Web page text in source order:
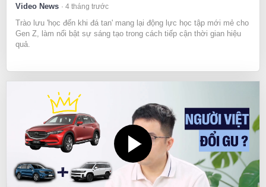
Video News 4 tháng trước
Trào lưu 'học đến khi đá tan' mang lại động lực học tập mới mẻ cho
Gen Z, làm nổi bật sự sáng tạo trong cách tiếp cận thời gian hiệu
quả.